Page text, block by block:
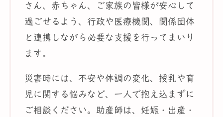
さん、赤ちゃん、ご家族の皆様が安心して
過ごせるよう、行政や医療機関、関係団体
と連携しながら必要な支援を行ってまいり
ます。
災害時には、不安や体調の変化、授乳や育
児に関する悩みなど、一人で抱え込まずに
ご相談ください。助産師は、妊娠・出産・